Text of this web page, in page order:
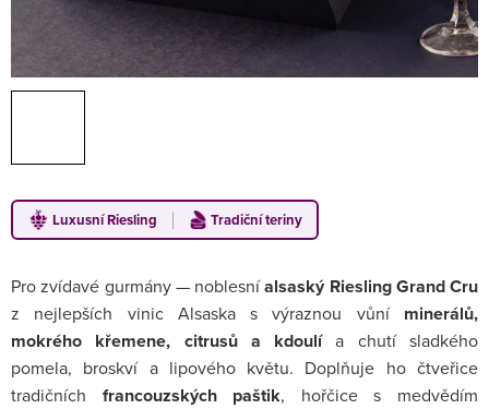
Luxusní Riesling Tradiční teriny
Pro zvídavé gurmány — noblesníalsaský Riesling Grand Cru
z nejlepších vinic Alsaska s výraznou vůní minerálů,
mokrého křemene, citrusů a kdoulía chutí sladkého
pomela, broskví a lipového květu. Doplňuje ho čtveřice
tradičních francouzských paštik, hořčice s medvědím